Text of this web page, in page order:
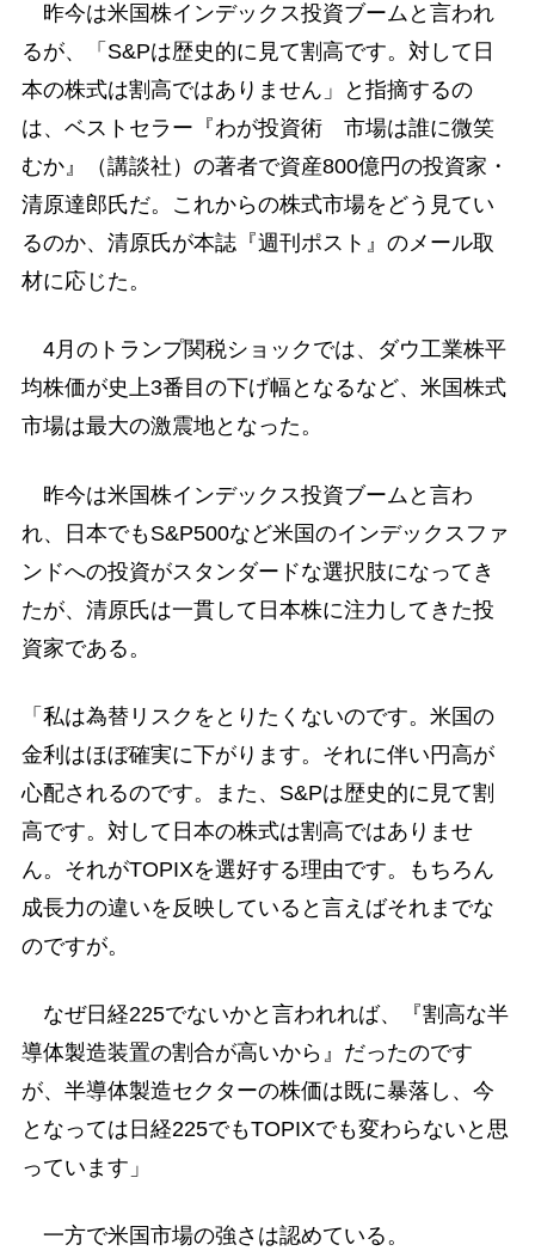
昨今は米国株インデックス投資ブームと言われ
るが、「S&Pは歴史的に見て割高です。対して日
本の株式は割高ではありません」と指摘するの
は、ベストセラー『わが投資術 市場は誰に微笑
むか』（講談社）の著者で資産800億円の投資家・
清原達郎氏だ。これからの株式市場をどう見てい
るのか、清原氏が本誌『週刊ポスト』のメール取
材に応じた。
4月のトランプ関税ショックでは、ダウ工業株平
均株価が史上3番目の下げ幅となるなど、米国株式
市場は最大の激震地となった。
昨今は米国株インデックス投資ブームと言わ
れ、日本でもS&P500など米国のインデックスファ
ンドへの投資がスタンダードな選択肢になってき
たが、清原氏は一貫して日本株に注力してきた投
資家である。
「私は為替リスクをとりたくないのです。米国の
金利はほぼ確実に下がります。それに伴い円高が
心配されるのです。また、S&Pは歴史的に見て割
高です。対して日本の株式は割高ではありませ
ん。それがTOPIXを選好する理由です。もちろん
成長力の違いを反映していると言えばそれまでな
のですが。
なぜ日経225でないかと言われれば、『割高な半
導体製造装置の割合が高いから』だったのです
が、半導体製造セクターの株価は既に暴落し、今
となっては日経225でもTOPIXでも変わらないと思
っています」
一方で米国市場の強さは認めている。